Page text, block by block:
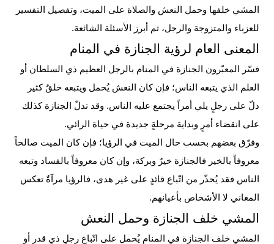
المشي خلفها وحمل النعش والصلاة على الميت، وتفصيل التفسير
للعزباء والمتزوجة والرجل، ثم أبرز الأسئلة الشائعة.
المعنى العام لرؤية الجنازة في المنام
فسّر المعبّرون الجنازة في المنام بالرجل العظيم ذي السلطان أو
العلم الذي يتبعه الناس؛ فإن كان النعش يُحمل ويتبعه خلقٌ كثير
دلّ على رجلٍ يلي أمراً يجتمع عليه الناس. وقد تدلّ الجنازة كذلك
على انقضاء أمرٍ وبداية مرحلةٍ جديدة في حياة الرائي.
وفرّق بعضهم بحسب حال الميت في الرؤيا؛ فإن كان الميت صالحاً
معروفاً بالخير فالجنازة خيرٌ وبركة، وإن كان معروفاً بالفساد وتبعه
الناس فقد يُحذّر من اتّباع قائدٍ على غير هدى، فالرؤيا مرآةٌ تعكس
المعاني لا الأشخاص بأعيانهم.
المشي خلف الجنازة وحمل النعش
المشي خلف الجنازة في المنام يُحمل على اتّباع رجلٍ ذي قدرٍ أو